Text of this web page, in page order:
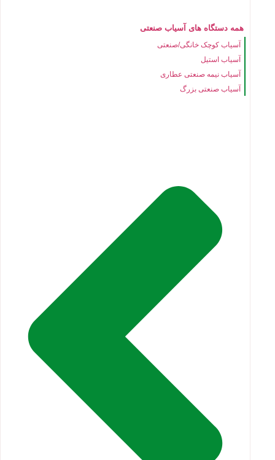
همه دستگاه های آسیاب صنعتی
آسیاب کوچک خانگی/صنعتی
آسیاب استیل
آسیاب نیمه صنعتی عطاری
آسیاب صنعتی بزرگ